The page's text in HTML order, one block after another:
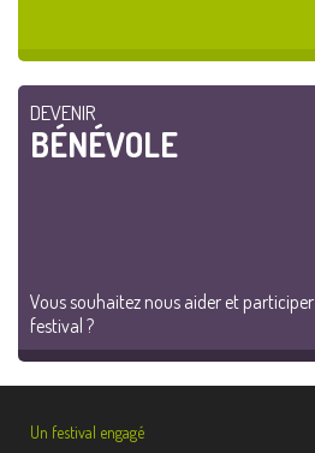
DEVENIR
BÉNÉVOLE
Vous souhaitez nous aider et
festival ?
Un festival engagé